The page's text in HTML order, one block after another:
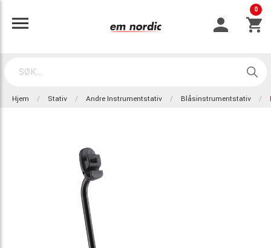
0
Hjem Stativ Andre Instrumentstativ Blåsinstrumentstativ